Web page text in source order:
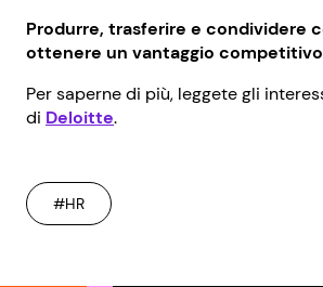
Produrre, trasferire e condividere
ottenere un vantaggio
Per saperne di più, leggete gli
di Deloitte.
#HR